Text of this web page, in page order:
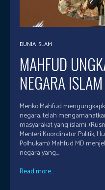
DUNIA ISLAM
MAHFUD
NEGARA
Menko Mahfud
negara, telah
masyarakat yang islami. (Rusman-Biro
Menteri Koordinator Politik,
Polhukam) Mahfud MD
negara yang...
Read more...